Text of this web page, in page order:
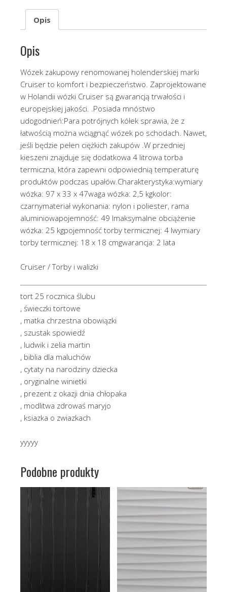
Opis
Opis
Wózek zakupowy renomowanej holenderskiej marki
Cruiser to komfort i bezpieczeństwo. Zaprojektowane
w Holandii wózki Cruiser są gwarancją trwałości i
europejskiej jakości. .Posiada mnóstwo
udogodnień:Para potrójnych kółek sprawia, że z
łatwością można wciągnąć wózek po schodach. Nawet,
jeśli będzie pełen ciężkich zakupów .W przedniej
kieszeni znajduje się dodatkowa 4 litrowa torba
termiczna, która zapewni odpowiednią temperaturę
produktów podczas upałów.Charakterystyka:wymiary
wózka: 97 x 33 x 47waga wózka: 2,5 kgkolor:
czarnymateriał wykonania: nylon i poliester, rama
aluminiowapojemność: 49 lmaksymalne obciążenie
wózka: 25 kgpojemność torby termicznej: 4 lwymiary
torby termicznej: 18 x 18 cmgwarancja: 2 lata
Cruiser / Torby i walizki
tort 25 rocznica ślubu
, świeczki tortowe
, matka chrzestna obowiązki
, szustak spowiedź
, ludwik i zelia martin
, biblia dla maluchów
, cytaty na narodziny dziecka
, oryginalne winietki
, prezent z okazji dnia chłopaka
, modlitwa zdrowaś maryjo
, ksiazka o zwiazkach
yyyyy
Podobne produkty